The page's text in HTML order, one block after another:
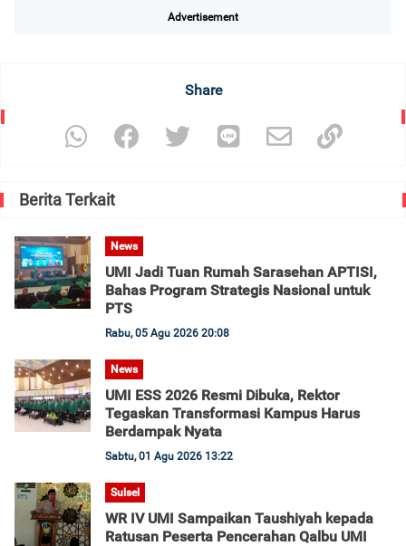
Advertisement
Share
Berita Terkait
News
UMI Jadi Tuan Rumah Sarasehan APTISI,
Bahas Program Strategis Nasional untuk
PTS
Rabu, 05 Agu 2026 20:08
News
UMI ESS 2026 Resmi Dibuka, Rektor
Tegaskan Transformasi Kampus Harus
Berdampak Nyata
Sabtu, 01 Agu 2026 13:22
Sulsel
WR IV UMI Sampaikan Taushiyah kepada
Ratusan Peserta Pencerahan Qalbu UMI